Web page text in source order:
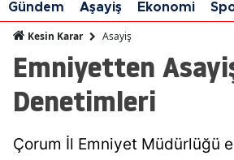
Gündem Aşayiş Ekonomi
Kesin Karar Asayiş
Emniyetten
Denetimleri
Çorum İl Emniyet Müdürlüğü